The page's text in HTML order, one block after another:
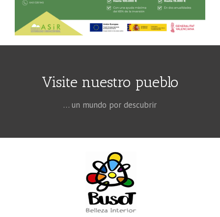
Visite nuestro pueblo
… un mundo por descubrir